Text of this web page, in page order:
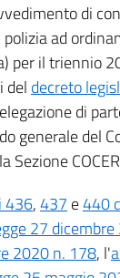
di
ad
per il triennio
del decreto
di
generale del
Sezione
436,437 e440
27
2020 n. 178, l'